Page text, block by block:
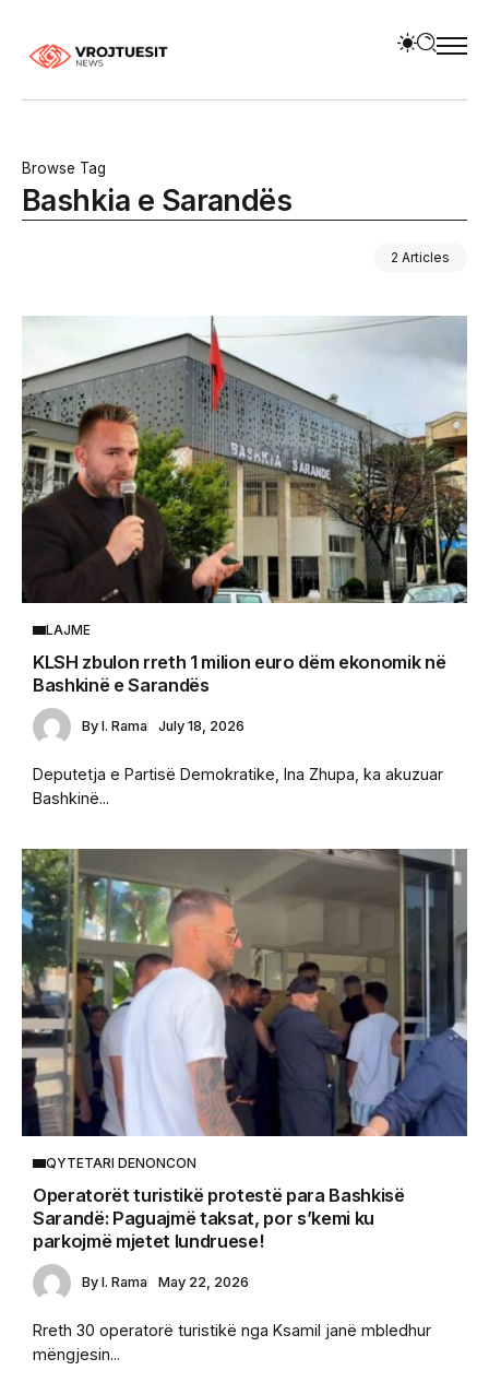
Browse Tag
Bashkia e Sarandës
2 Articles
LAJME
KLSH zbulon rreth 1 milion euro dëm ekonomik në
Bashkinë e Sarandës
By I. Rama July 18, 2026
Deputetja e Partisë Demokratike, Ina Zhupa, ka akuzuar
Bashkinë...
QYTETARI DENONCON
Operatorët turistikë protestë para Bashkisë
Sarandë: Paguajmë taksat, por s’kemi ku
parkojmë mjetet lundruese!
By I. Rama May 22, 2026
Rreth 30 operatorë turistikë nga Ksamil janë mbledhur
mëngjesin...